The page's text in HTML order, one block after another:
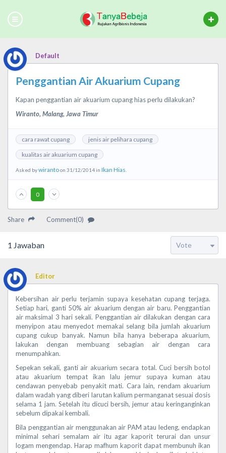
Default
Penggantian Air Akuarium Cupang
Kapan penggantian air akuarium cupang hias perlu dilakukan?
Wiranto, Malang, Jawa Timur
cara rawat cupang
jenis air pelihara cupang
kualitas air akuarium cupang
Asked bywirantoon 31/12/2014 in Ikan Hias
0
Share Comment(0)
1 Jawaban
Editor
Kebersihan air perlu terjamin supaya kesehatan cupang terjaga.
Setiap hari, ganti 50% air akuarium dengan air baru. Penggantian
air maksimal 3 hari sekali. Penggantian air dilakukan dengan cara
menyipon atau menyedot memakai selang bila jumlah akuarium
cupang cukup banyak. Namun bila hanya beberapa akuarium,
lakukan dengan membuang sebagian air dengan cara
menumpahkan.
Sepekan sekali, ganti air akuarium secara total. Cuci bersih botol
atau akuarium tempat ikan lalu jemur supaya kuman atau
cendawan penyebab penyakit mati. Cara lain, rendam akuarium
dalam wadah yang diberi larutan kalium permanganat sesuai dosis
selama 1 jam. Setelah itu dicuci bersih, jemur atau keringanginkan
sebelum dipakai kembali.
Bila penggantian air menggunakan air PAM atau ledeng, endapkan
minimal sehari semalam air itu agar kaporit terurai dan unsur
logam mengendap. Harap mafhum kaporit dapat membunuh ikan